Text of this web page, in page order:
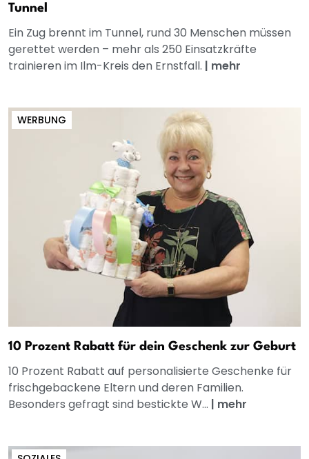
Tunnel
Ein Zug brennt im Tunnel, rund 30 Menschen müssen
gerettet werden – mehr als 250 Einsatzkräfte
trainieren im Ilm-Kreis den Ernstfall. | mehr
WERBUNG
10 Prozent Rabatt für dein Geschenk zur Geburt
10 Prozent Rabatt auf personalisierte Geschenke für
frischgebackene Eltern und deren Familien.
Besonders gefragt sind bestickte W... | mehr